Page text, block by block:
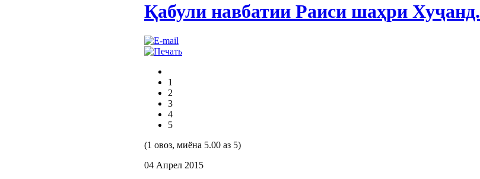
Қабули навбатии Раиси шаҳри Хуҷанд.
1
2
3
4
5
(1 овоз, миёна 5.00 аз 5)
04 Апрел 2015